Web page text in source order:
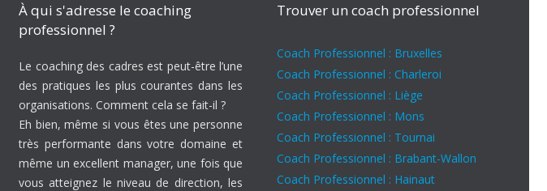
À qui s'adresse le coaching
professionnel ?
Le coaching des cadres est peut-être l’une
des pratiques les plus courantes dans les
organisations. Comment cela se fait-il ?
Eh bien, même si vous êtes une personne
très performante dans votre domaine et
même un excellent manager, une fois que
vous atteignez le niveau de direction, les
Trouver un coach professionnel
Coach Professionnel : Bruxelles
Coach Professionnel : Charleroi
Coach Professionnel : Liège
Coach Professionnel : Mons
Coach Professionnel : Tournai
Coach Professionnel : Brabant-Wallon
Coach Professionnel : Hainaut